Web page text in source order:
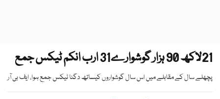
21لاکھ 90 ہزار گوشوارے31 ارب انکم ٹیکس جمع
پچھلے سال کے مقابلے میں اس سال گوشواروں کیساتھ دگنا ٹیکس جمع ہوا، ایف بی آر